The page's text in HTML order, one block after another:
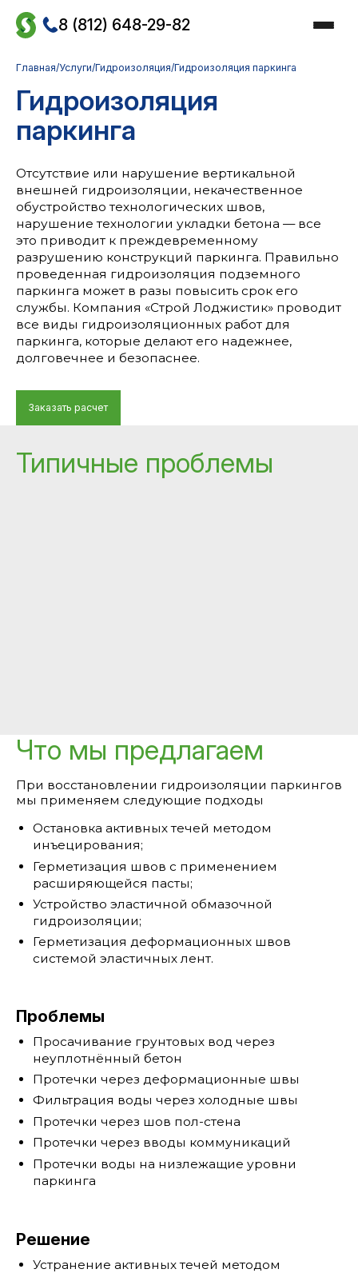
the
8 (812) 648-29-82
Главная/Услуги/Гидроизоляция/Гидроизоляция паркинга
Гидроизоляция
паркинга
Отсутствие или нарушение вертикальной
внешней гидроизоляции, некачественное
обустройство технологических швов,
нарушение технологии укладки бетона — все
это приводит к преждевременному
разрушению конструкций паркинга. Правильно
проведенная гидроизоляция подземного
паркинга может в разы повысить срок его
службы. Компания «Строй Лоджистик» проводит
все виды гидроизоляционных работ для
паркинга, которые делают его надежнее,
долговечнее и безопаснее.
Заказать расчет
Типичные проблемы
Что мы предлагаем
При восстановлении гидроизоляции паркингов
мы применяем следующие подходы
Остановка активных течей методом
инъецирования;
Герметизация швов с применением
расширяющейся пасты;
Устройство эластичной обмазочной
гидроизоляции;
Герметизация деформационных швов
системой эластичных лент.
Проблемы
Просачивание грунтовых вод через
неуплотнённый бетон
Протечки через деформационные швы
Фильтрация воды через холодные швы
Протечки через шов пол-стена
Протечки через вводы коммуникаций
Протечки воды на низлежащие уровни
паркинга
Решение
Устранение активных течей методом